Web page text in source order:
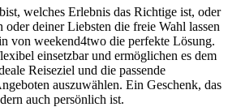
welches Erlebnis das Richtige ist, oder
deiner Liebsten die freie Wahl lassen
von weekend4two die perfekte Lösung.
einsetzbar und ermöglichen es dem
Reiseziel und die passende
auszuwählen. Ein Geschenk, das
auch persönlich ist.